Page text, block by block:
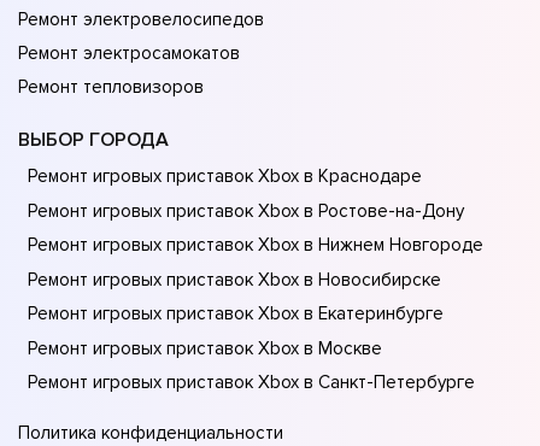
Ремонт электровелосипедов
Ремонт электросамокатов
Ремонт тепловизоров
ВЫБОР ГОРОДА
Ремонт игровых приставок Xbox в Краснодаре
Ремонт игровых приставок Xbox в Ростове-на-Донy
Ремонт игровых приставок Xbox в Нижнем Новгороде
Ремонт игровых приставок Xbox в Новосибирске
Ремонт игровых приставок Xbox в Екатеринбурге
Ремонт игровых приставок Xbox в Москве
Ремонт игровых приставок Xbox в Санкт-Петербурге
Политика конфиденциальности